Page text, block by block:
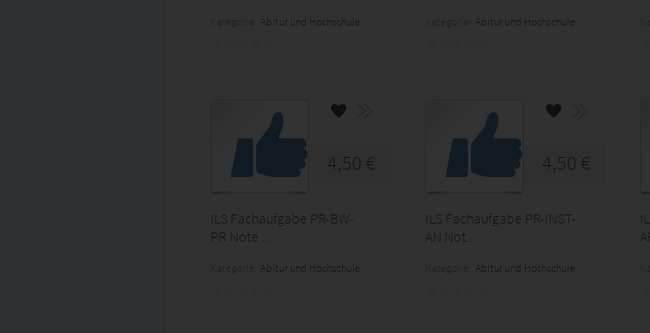
Abitur und Hochschule Abitur und Hochschule
4,50 €
ILS Fachaufgabe PR-BW-
PR Note ...
Abitur und Hochschule
4,50 €
ILS Fachaufgabe PR-INST-
AN Not...
Abitur und Hochschule